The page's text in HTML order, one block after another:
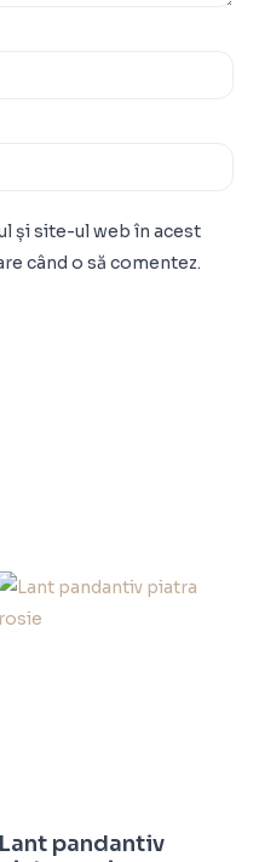
și site-ul web în acest
când o să comentez.
Lant pandantiv